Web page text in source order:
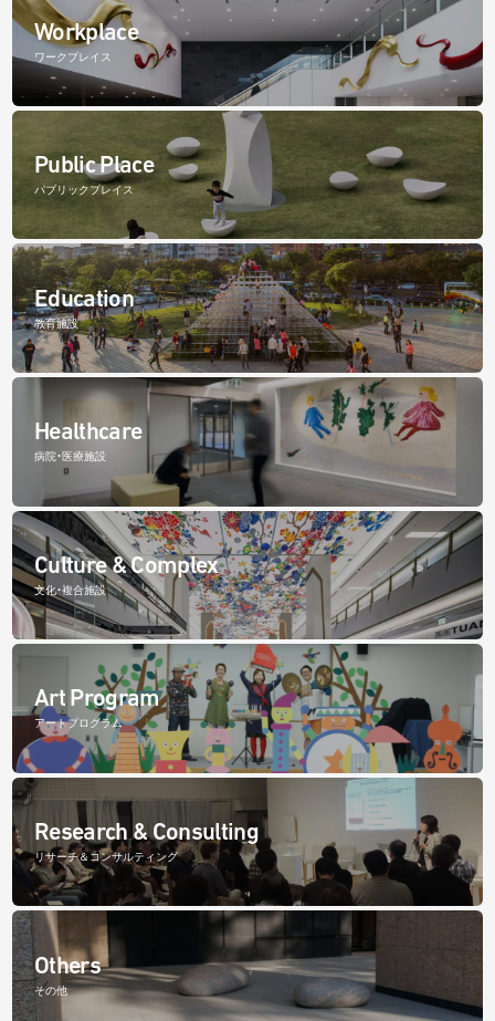
Workplace
ワークプレイス
Public Place
パブリックプレイス
Education
教育施設
Healthcare
病院・医療施設
Culture & Complex
文化・複合施設
Art Program
アートプログラム
Research & Consulting
リサーチ＆コンサルティング
Others
その他